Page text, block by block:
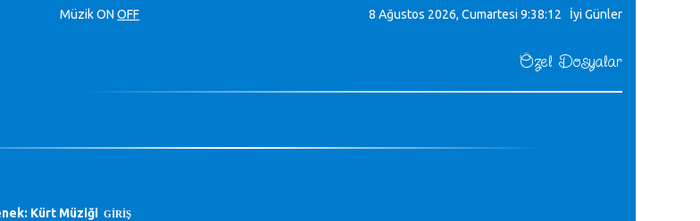
MüzikON OFF 8 Ağustos 2026, Cumartesi 9:38:13 İyi Günler
Özel Dosyalar
Kürt Müziği GİRİŞ